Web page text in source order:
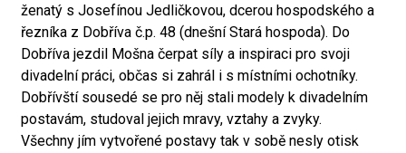
ženatý s Josefínou Jedličkovou, dcerou hospodského a
řezníka z Dobříva č.p. 48 (dnešní Stará hospoda). Do
Dobříva jezdil Mošna čerpat síly a inspiraci pro svoji
divadelní práci, občas si zahrál i s místními ochotníky.
Dobřívští sousedé se pro něj stali modely k divadelním
postavám, studoval jejich mravy, vztahy a zvyky.
Všechny jím vytvořené postavy tak v sobě nesly otisk